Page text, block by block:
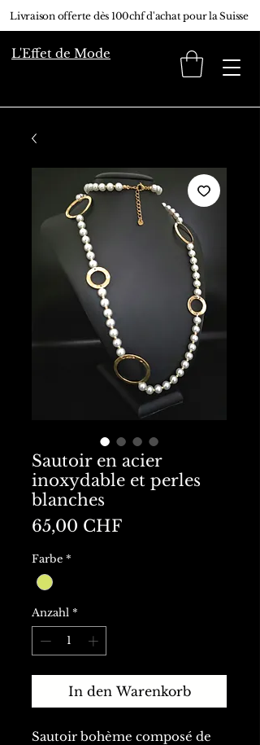
Livraison offerte dès 100chf d'achat pour la Suisse
L'Effet de Mode
Sautoir en acier
inoxydable et perles
blanches
65,00 CHFPreis
Farbe *
Anzahl *
In den Warenkorb
Sautoir bohème composé de